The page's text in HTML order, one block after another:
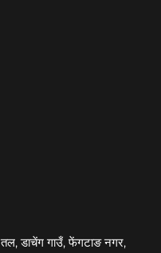
डाचेंग गाउँ, फेंगटाङ नगर,